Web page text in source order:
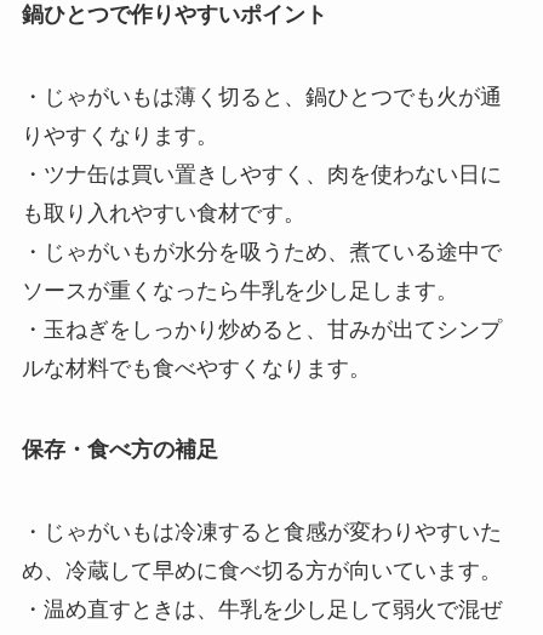
鍋ひとつで作りやすいポイント
・じゃがいもは薄く切ると、鍋ひとつでも火が通
りやすくなります。
・ツナ缶は買い置きしやすく、肉を使わない日に
も取り入れやすい食材です。
・じゃがいもが水分を吸うため、煮ている途中で
ソースが重くなったら牛乳を少し足します。
・玉ねぎをしっかり炒めると、甘みが出てシンプ
ルな材料でも食べやすくなります。
保存・食べ方の補足
・じゃがいもは冷凍すると食感が変わりやすいた
め、冷蔵して早めに食べ切る方が向いています。
・温め直すときは、牛乳を少し足して弱火で混ぜ